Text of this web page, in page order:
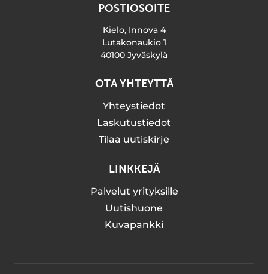
POSTIOSOITE
Kielo, Innova 4
Lutakonaukio 1
40100 Jyväskylä
OTA YHTEYTTÄ
Yhteystiedot
Laskutustiedot
Tilaa uutiskirje
LINKKEJÄ
Palvelut yrityksille
Uutishuone
Kuvapankki